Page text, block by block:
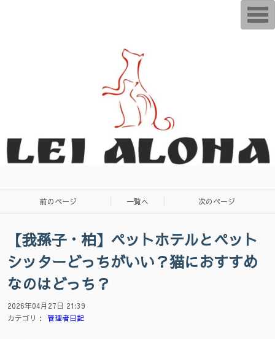
前のページ 一覧へ 次のページ
【我孫子・柏】ペットホテルとペット
シッターどっちがいい？猫におすすめ
なのはどっち？
2026年04月27日 21:39
カテゴリ：
管理者日記
T
o
g
o